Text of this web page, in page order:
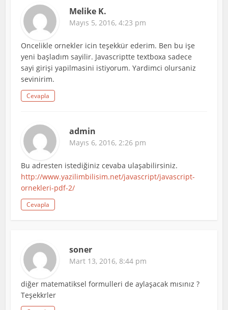
Melike K.
Mayıs 5, 2016, 4:23 pm
Oncelikle ornekler icin teşekkür ederim. Ben bu işe
yeni başladım sayilir. Javascriptte textboxa sadece
sayi girişi yapilmasini istiyorum. Yardimci olursaniz
sevinirim.
Cevapla
admin
Mayıs 6, 2016, 2:26 pm
Bu adresten istediğiniz cevaba ulaşabilirsiniz.
http://www.yazilimbilisim.net/javascript/javascript-
ornekleri-pdf-2/
Cevapla
soner
Mart 13, 2016, 8:44 pm
diğer matematiksel formulleri de aylaşacak mısınız ?
Teşekkrler